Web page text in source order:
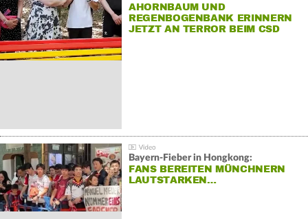
AHORNBAUM UND
REGENBOGENBANK ERINNERN
JETZT AN TERROR BEIM CSD
Bayern-Fieber in Hongkong:
FANS BEREITEN MÜNCHNERN
LAUTSTARKEN…